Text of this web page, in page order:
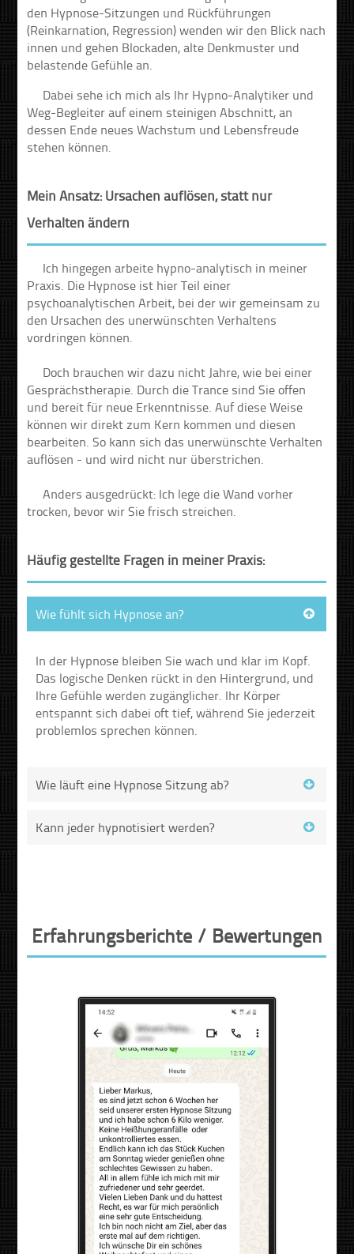
den Hypnose-Sitzungen und Rückführungen
(Reinkarnation, Regression) wenden wir den Blick nach
innen und gehen Blockaden, alte Denkmuster und
belastende Gefühle an.
Dabei sehe ich mich als Ihr Hypno-Analytiker und
Weg-Begleiter auf einem steinigen Abschnitt, an
dessen Ende neues Wachstum und Lebensfreude
stehen können.
Mein Ansatz: Ursachen auflösen, statt nur
Verhalten ändern
Ich hingegen arbeite hypno-analytisch in meiner
Praxis. Die Hypnose ist hier Teil einer
psychoanalytischen Arbeit, bei der wir gemeinsam zu
den Ursachen des unerwünschten Verhaltens
vordringen können.
Doch brauchen wir dazu nicht Jahre, wie bei einer
Gesprächstherapie. Durch die Trance sind Sie offen
und bereit für neue Erkenntnisse. Auf diese Weise
können wir direkt zum Kern kommen und diesen
bearbeiten. So kann sich das unerwünschte Verhalten
auflösen - und wird nicht nur überstrichen.
Anders ausgedrückt: Ich lege die Wand vorher
trocken, bevor wir Sie frisch streichen.
Häufig gestellte Fragen in meiner Praxis:
Wie fühlt sich Hypnose an?
In der Hypnose bleiben Sie wach und klar im Kopf.
Das logische Denken rückt in den Hintergrund, und
Ihre Gefühle werden zugänglicher. Ihr Körper
entspannt sich dabei oft tief, während Sie jederzeit
problemlos sprechen können.
Wie läuft eine Hypnose Sitzung ab?
Kann jeder hypnotisiert werden?
Erfahrungsberichte / Bewertungen